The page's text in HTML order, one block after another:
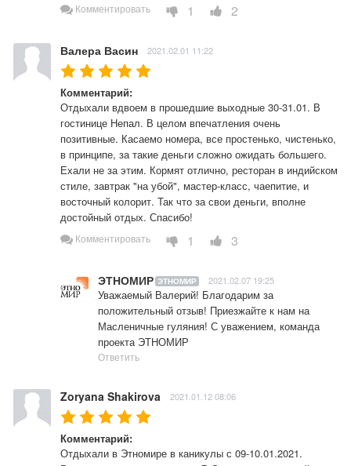
Комментировать 1 2
Валера Васин 2021.02.01 11:22
Комментарий:
Отдыхали вдвоем в прошедшие выходные 30-31.01. В
гостинице Непал. В целом впечатления очень
позитивные. Касаемо номера, все простенько, чистенько,
в принципе, за такие деньги сложно ожидать большего.
Ехали не за этим. Кормят отлично, ресторан в индийском
стиле, завтрак "на убой", мастер-класс, чаепитие, и
восточный колорит. Так что за свои деньги, вполне
достойный отдых. Спасибо!
Комментировать 1 3
ЭТНОМИР ЭТНОМИР 2021.02.07 19:25
Уважаемый Валерий! Благодарим за
положительный отзыв! Приезжайте к нам на
Масленичные гуляния! С уважением, команда
проекта ЭТНОМИР
Ответить
Zoryana Shakirova 2021.01.12 08:06
Комментарий:
Отдыхали в Этномире в каникулы с 09-10.01.2021.